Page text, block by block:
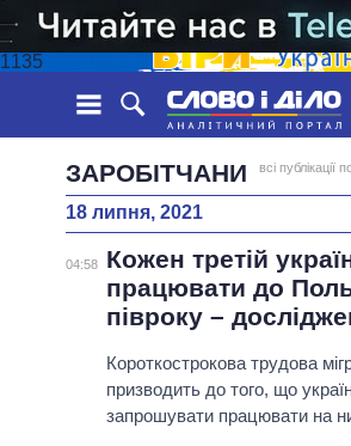
1135
НОВИНИ
СТРІЧКА
ПОДІЇ
СТАТТІ
ДУМКИ
ОГЛЯДИ
ДАЙДЖЕСТИ
СВІТ
ПОЛIТИКИ
УСІ ПОЛІТИКИ
ПРЕЗИДЕНТ І ОФІС
ВЕРХОВНА РАДА
ІНФОГРАФІКА
ВІДЕО
ПІДТРИМАТИ
ЗАРОБІТЧАНИ всі публікації
18 липня, 2021
04:58
Кожен третій
працювати до
півроку –
Короткострокова трудова
призводить до того, що
запрошувати працювати на